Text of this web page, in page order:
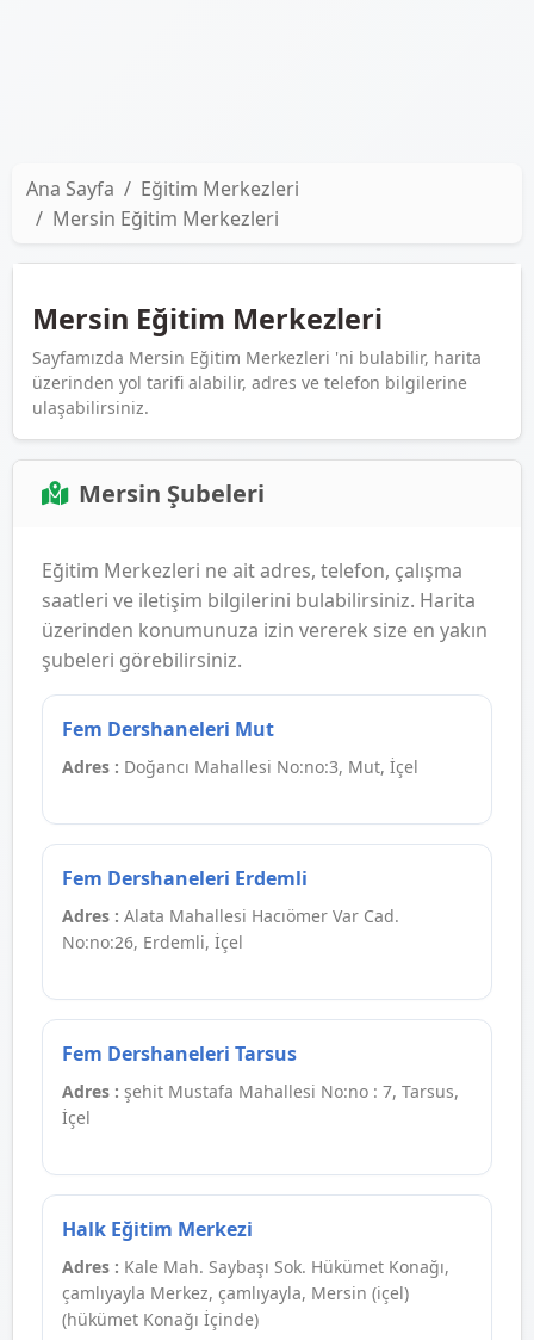
Ana Sayfa
Eğitim Merkezleri
Mersin Eğitim Merkezleri
Mersin Eğitim Merkezleri
Sayfamızda Mersin Eğitim Merkezleri 'ni bulabilir, harita
üzerinden yol tarifi alabilir, adres ve telefon bilgilerine
ulaşabilirsiniz.
Mersin Şubeleri
Eğitim Merkezleri ne ait adres, telefon, çalışma
saatleri ve iletişim bilgilerini bulabilirsiniz. Harita
üzerinden konumunuza izin vererek size en yakın
şubeleri görebilirsiniz.
Fem Dershaneleri Mut
Adres : Doğancı Mahallesi No:no:3, Mut, İçel
Fem Dershaneleri Erdemli
Adres : Alata Mahallesi Hacıömer Var Cad.
No:no:26, Erdemli, İçel
Fem Dershaneleri Tarsus
Adres : şehit Mustafa Mahallesi No:no : 7, Tarsus,
İçel
Halk Eğitim Merkezi
Adres : Kale Mah. Saybaşı Sok. Hükümet Konağı,
çamlıyayla Merkez, çamlıyayla, Mersin (içel)
(hükümet Konağı İçinde)